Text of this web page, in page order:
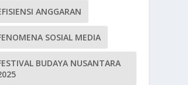
ANGGARAN
SOSIAL MEDIA
BUDAYA NUSANTARA